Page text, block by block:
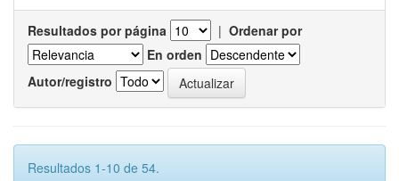
Resultados por página | Ordenar por
En orden
Autor/registro
Resultados 1-10 de 54.